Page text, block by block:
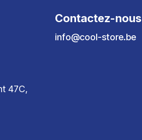
47C,
Contactez-nous
info@cool-store.be